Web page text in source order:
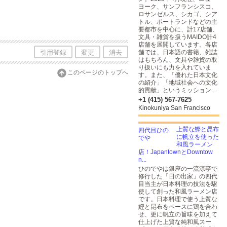
引用登録 変更 消去
このページのトップへ
ヨーク、サンフランシスコ、
ロサンゼルス、シカゴ、シア
トル、ポートランドなどの主
要都市を中心に、計17店舗、
文具・雑貨を扱うMAIDO計4
店舗を展開しています。各店
舗では、日本語の書籍、雑誌
はもちろん、文具や雑貨の取
り扱いにも力を入れていま
す。また、「優れた日本文化
の紹介」「地域社会への文化
的貢献」というミッション...
+1 (415) 567-7625
Kinokuniya San Francisco
上質な鰹と昆布
に帆立を使った
和風ラーメン
店！JapantownとDowntow
n...
ひのでやは銀座の一流涼亭で
修行した「日の出家」の四代
目当主が日本料理の技法を駆
使して創った和風ラーメン店
です。日本料理で使う上質な
鰹と昆布をベースに鶏を合わ
せ、更に帆立の旨味を加えて
仕上げた上質な純和風スー